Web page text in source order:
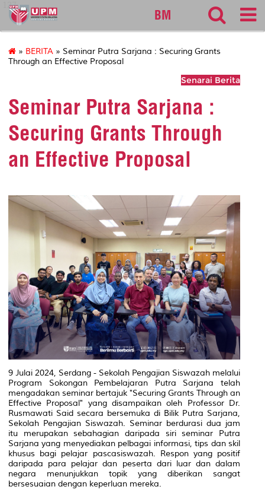
127
BM
» BERITA » Seminar Putra Sarjana : Securing Grants
Through an Effective Proposal
Senarai Berita
Seminar Putra Sarjana :
Securing Grants Through
an Effective Proposal
9 Julai 2024, Serdang - Sekolah Pengajian Siswazah melalui
Program Sokongan Pembelajaran Putra Sarjana telah
mengadakan seminar bertajuk "Securing Grants Through an
Effective Proposal" yang disampaikan oleh Professor Dr.
Rusmawati Said secara bersemuka di Bilik Putra Sarjana,
Sekolah Pengajian Siswazah. Seminar berdurasi dua jam
itu merupakan sebahagian daripada siri seminar Putra
Sarjana yang menyediakan pelbagai informasi, tips dan skil
khusus bagi pelajar pascasiswazah. Respon yang positif
daripada para pelajar dan peserta dari luar dan dalam
negara menunjukkan topik yang diberikan sangat
bersesuaian dengan keperluan mereka.